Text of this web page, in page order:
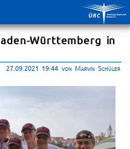
Württemberg in
27.09.2021 19:44 von Marvin Schüler